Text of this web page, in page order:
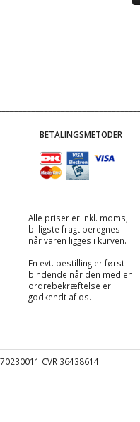
BETALINGSMETODER
Alle priser er inkl. moms,
billigste fragt beregnes
når varen ligges i kurven.
En evt. bestilling er først
bindende når den med en
ordrebekræftelse er
godkendt af os.
CVR 36438614